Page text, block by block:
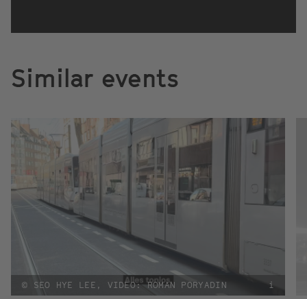
Similar events
© SEO HYE LEE, VIDEO: ROMAN PORYADIN i